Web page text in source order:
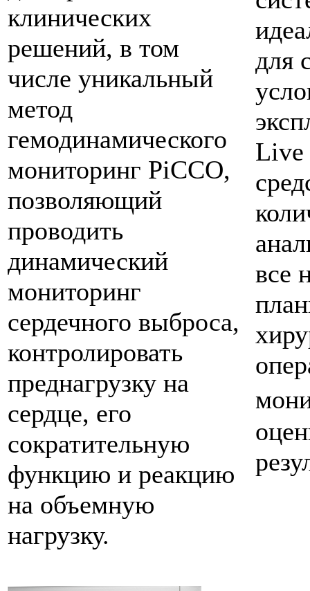
клинических
решений, в том
числе уникальный
метод
гемодинамического
мониторинг PiCCO,
позволяющий
проводить
динамический
мониторинг
сердечного выброса,
контролировать
преднагрузку на
сердце, его
сократительную
функцию и реакцию
на объемную
нагрузку.
для
Live
все